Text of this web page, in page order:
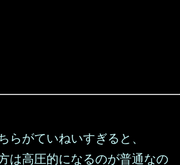
らがていねいすぎると、
は高圧的になるのが普通なの